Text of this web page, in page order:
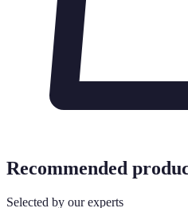
Recommended
Selected by our experts